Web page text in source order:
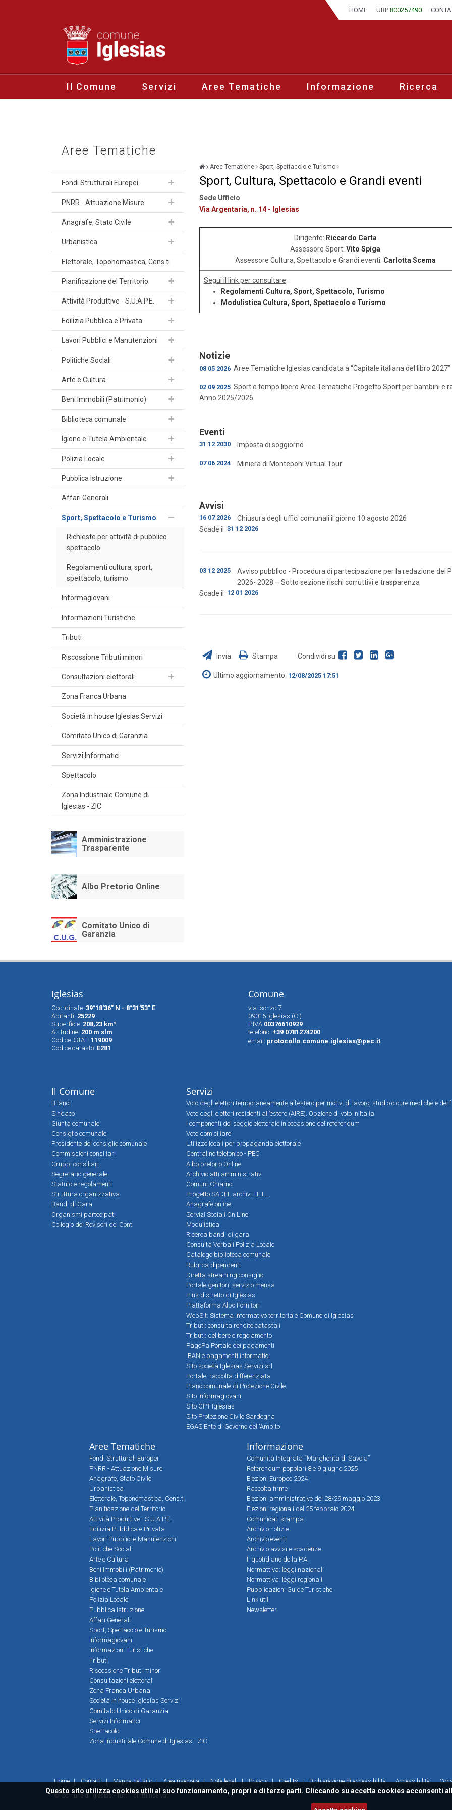
Questo sito utilizza cookies utili al suo funzionamento, propri e di terze parti. Cliccando su accetta cookies acconsenti
HOME URP 800257490
Il Comune Servizi Aree Tematiche Informazione Ricerca
Aree Tematiche
Fondi Strutturali Europei
PNRR - Attuazione Misure
Anagrafe, Stato Civile
Urbanistica
Elettorale, Toponomastica, Cens.ti
Pianificazione del Territorio
Attività Produttive - S.U.A.P.E.
Edilizia Pubblica e Privata
Lavori Pubblici e Manutenzioni
Politiche Sociali
Arte e Cultura
Beni Immobili (Patrimonio)
Biblioteca comunale
Igiene e Tutela Ambientale
Polizia Locale
Pubblica Istruzione
Affari Generali
Sport, Spettacolo e Turismo
Richieste per attività di pubblico
spettacolo
Regolamenti cultura, sport,
spettacolo, turismo
Informagiovani
Informazioni Turistiche
Tributi
Riscossione Tributi minori
Consultazioni elettorali
Zona Franca Urbana
Società in house Iglesias Servizi
Comitato Unico di Garanzia
Servizi Informatici
Spettacolo
Zona Industriale Comune di
Iglesias - ZIC
Amministrazione
Trasparente
Albo Pretorio Online
Comitato Unico di
Garanzia
Aree Tematiche Sport, Spettacolo e Turismo
Sport, Cultura, Spettacolo e Grandi eventi
Sede Ufficio
Via Argentaria, n. 14 - Iglesias
Dirigente: Riccardo Carta
Assessore Sport: Vito Spiga
Assessore Cultura, Spettacolo e Grandi eventi: Carlotta Scema
Segui il link per consultare:
Regolamenti Cultura, Sport, Spettacolo, Turismo
Modulistica Cultura, Sport, Spettacolo e Turismo
Notizie
08 05 2026 Aree Tematiche Iglesias candidata a “Capitale italiana del libro 2027”
02 09 2025 Sport e tempo libero Aree Tematiche Progetto Sport per bambini e
Anno 2025/2026
Eventi
31 12 2030 Imposta di soggiorno
07 06 2024 Miniera di Monteponi Virtual Tour
Avvisi
16 07 2026
Chiusura degli uffici comunali il giorno 10 agosto 2026
Scade il 31 12 2026
03 12 2025
Avviso pubblico - Procedura di partecipazione per la redazione del
2026- 2028 – Sotto sezione rischi corruttivi e trasparenza
Scade il
12 01 2026
Invia Stampa Condividi su
Ultimo aggiornamento: 12/08/2025 17:51
Iglesias
Coordinate: 39°18'36" N - 8°31'53" E
Abitanti: 25229
Superfìcie: 208,23 km²
Altitudine: 200 m slm
Codice ISTAT: 119009
Codice catasto: E281
Comune
via Isonzo 7
09016 Iglesias (CI)
P.IVA 00376610929
telefono: +39 0781274200
email: protocollo.comune.iglesias@pec.it
Il Comune
Bilanci
Sindaco
Giunta comunale
Consiglio comunale
Presidente del consiglio comunale
Commissioni consiliari
Gruppi consiliari
Segretario generale
Statuto e regolamenti
Struttura organizzativa
Bandi di Gara
Organismi partecipati
Collegio dei Revisori dei Conti
Servizi
Voto degli elettori temporaneamente all’estero per motivi di lavoro, studio o cure mediche e
Voto degli elettori residenti all’estero (AIRE). Opzione di voto in Italia
I componenti del seggio elettorale in occasione del referendum
Voto domiciliare
Utilizzo locali per propaganda elettorale
Centralino telefonico - PEC
Albo pretorio Online
Archivio atti amministrativi
Comuni-Chiamo
Progetto SADEL archivi EE.LL.
Anagrafe online
Servizi Sociali On Line
Modulistica
Ricerca bandi di gara
Consulta Verbali Polizia Locale
Catalogo biblioteca comunale
Rubrica dipendenti
Diretta streaming consiglio
Portale genitori: servizio mensa
Plus distretto di Iglesias
Piattaforma Albo Fornitori
WebSit: Sistema informativo territoriale Comune di Iglesias
Tributi: consulta rendite catastali
Tributi: delibere e regolamento
PagoPa Portale dei pagamenti
IBAN e pagamenti informatici
Sito società Iglesias Servizi srl
Portale: raccolta differenziata
Piano comunale di Protezione Civile
Sito Informagiovani
Sito CPT Iglesias
Sito Protezione Civile Sardegna
EGAS Ente di Governo dell'Ambito
Aree Tematiche
Fondi Strutturali Europei
PNRR - Attuazione Misure
Anagrafe, Stato Civile
Urbanistica
Elettorale, Toponomastica, Cens.ti
Pianificazione del Territorio
Attività Produttive - S.U.A.P.E.
Edilizia Pubblica e Privata
Lavori Pubblici e Manutenzioni
Politiche Sociali
Arte e Cultura
Beni Immobili (Patrimonio)
Biblioteca comunale
Igiene e Tutela Ambientale
Polizia Locale
Pubblica Istruzione
Affari Generali
Sport, Spettacolo e Turismo
Informagiovani
Informazioni Turistiche
Tributi
Riscossione Tributi minori
Consultazioni elettorali
Zona Franca Urbana
Società in house Iglesias Servizi
Comitato Unico di Garanzia
Servizi Informatici
Spettacolo
Zona Industriale Comune di Iglesias - ZIC
Informazione
Comunità Integrata “Margherita di Savoia”
Referendum popolari 8 e 9 giugno 2025
Elezioni Europee 2024
Raccolta firme
Elezioni amministrative del 28/29 maggio 2023
Elezioni regionali del 25 febbraio 2024
Comunicati stampa
Archivio notizie
Archivio eventi
Archivio avvisi e scadenze
Il quotidiano della P.A.
Normattiva: leggi nazionali
Normattiva: leggi regionali
Pubblicazioni Guide Turistiche
Link utili
Newsletter
Home | Contatti | Mappa del sito | Area riservata | Note legali | Privacy | Credits | Dichiarazione di accessibilità Accessibilità
© Comune di Iglesias - Tutti i diritti riservati